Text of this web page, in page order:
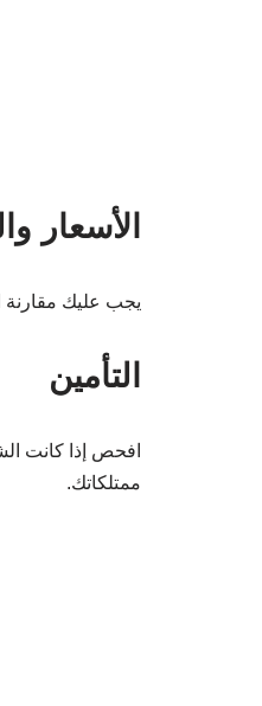
الأسعار
يجب عليك مقارنة
التأمين
افحص إذا كانت
ممتلكاتك.